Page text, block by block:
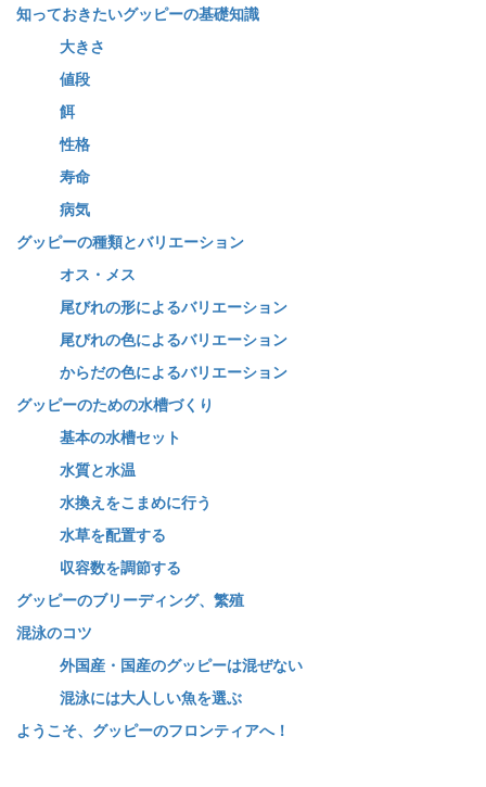
知っておきたいグッピーの基礎知識
大きさ
値段
餌
性格
寿命
病気
グッピーの種類とバリエーション
オス・メス
尾びれの形によるバリエーション
尾びれの色によるバリエーション
からだの色によるバリエーション
グッピーのための水槽づくり
基本の水槽セット
水質と水温
水換えをこまめに行う
水草を配置する
収容数を調節する
グッピーのブリーディング、繁殖
混泳のコツ
外国産・国産のグッピーは混ぜない
混泳には大人しい魚を選ぶ
ようこそ、グッピーのフロンティアへ！